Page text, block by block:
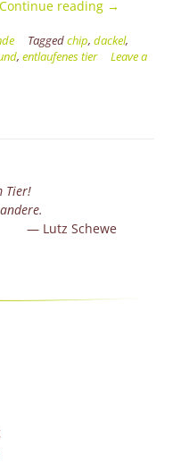
Continue reading “Was
wenn
der
→
Taggedchip, dackel,
, entlaufenes tier
Leave a
Tier!
Lutz Schewe